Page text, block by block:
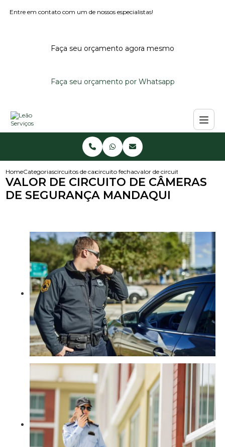
Entre em contato com um de nossos especialistas!
Faça seu orçamento agora mesmo
Faça seu orçamento por Whatsapp
HomeCategoriascircuitos de camerascircuito fechado de camerasvalor de circuito de cameras
VALOR DE CIRCUITO DE CÂMERAS
DE SEGURANÇA MANDAQUI